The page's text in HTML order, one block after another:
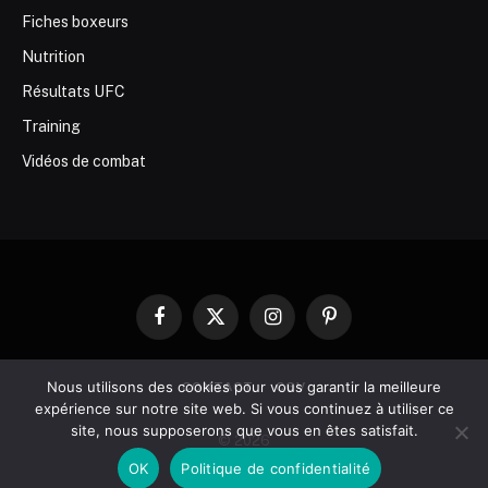
Fiches boxeurs
Nutrition
Résultats UFC
Training
Vidéos de combat
Facebook
X
InstagramPinterest
CONTACT CGV
© 2026
Nous utilisons des cookies pour vous garantir la meilleure
expérience sur notre site web. Si vous continuez à utiliser ce
site, nous supposerons que vous en êtes satisfait.
OK Politique de confidentialité